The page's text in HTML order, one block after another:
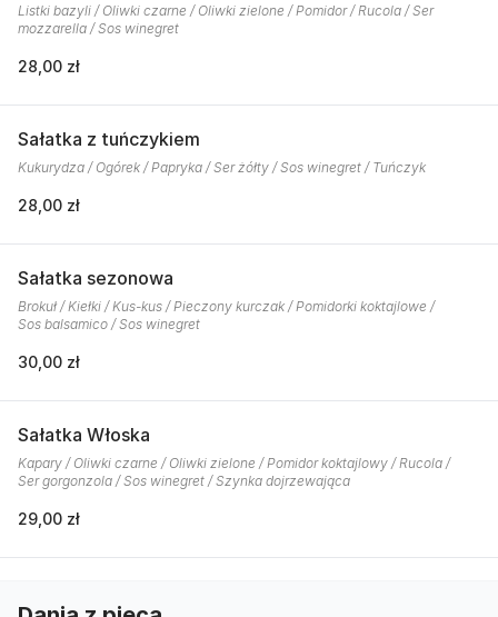
Listki bazyli / Oliwki czarne / Oliwki zielone / Pomidor / Rucola / Ser
mozzarella / Sos winegret
28,00 zł
Sałatka z tuńczykiem
Kukurydza / Ogórek / Papryka / Ser żółty / Sos winegret / Tuńczyk
28,00 zł
Sałatka sezonowa
Brokuł / Kiełki / Kus-kus / Pieczony kurczak / Pomidorki koktajlowe /
Sos balsamico / Sos winegret
30,00 zł
Sałatka Włoska
Kapary / Oliwki czarne / Oliwki zielone / Pomidor koktajlowy / Rucola /
Ser gorgonzola / Sos winegret / Szynka dojrzewająca
29,00 zł